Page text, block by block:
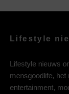
Lifestyle
Lifestyle nieuws
mensgoodlife,
entertainment,